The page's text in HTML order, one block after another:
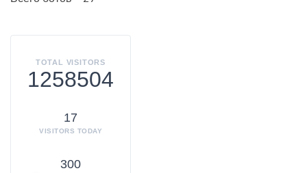
TOTAL VISITORS
1258504
17
VISITORS TODAY
300